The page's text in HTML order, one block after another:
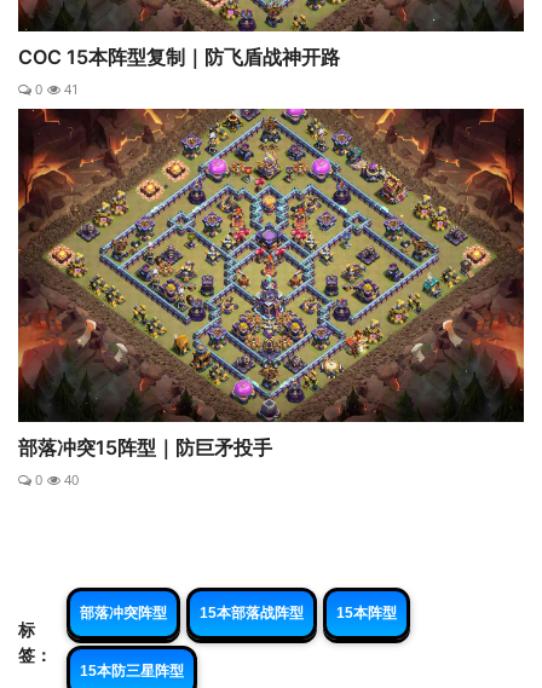
COC 15本阵型复制｜防飞盾战神开路
0 41
部落冲突15阵型｜防巨矛投手
0 40
标
签：
部落冲突阵型 15本部落战阵型 15本阵型
15本防三星阵型